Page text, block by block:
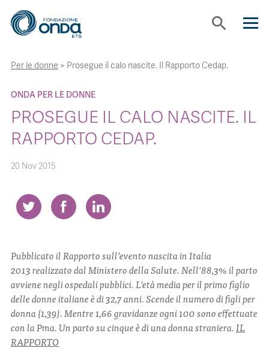
search
CHI SIAMO
CON CHI LAVORIAMO
STRUMENTI
CONTATTI
Per le donne > Prosegue il calo nascite. Il Rapporto Cedap.
ONDA PER LE DONNE
PROSEGUE IL CALO NASCITE. IL
RAPPORTO CEDAP.
20 Nov 2015
Pubblicato il Rapporto sull’evento nascita in Italia
2013 realizzato dal Ministero della Salute. Nell’88,3% il parto
avviene negli ospedali pubblici. L’età media per il primo figlio
delle donne italiane è di 32,7 anni. Scende il numero di figli per
donna (1,39). Mentre 1,66 gravidanze ogni 100 sono effettuate
con la Pma. Un parto su cinque è di una donna straniera.IL
RAPPORTO